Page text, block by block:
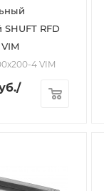
RFD
4 VIM
/